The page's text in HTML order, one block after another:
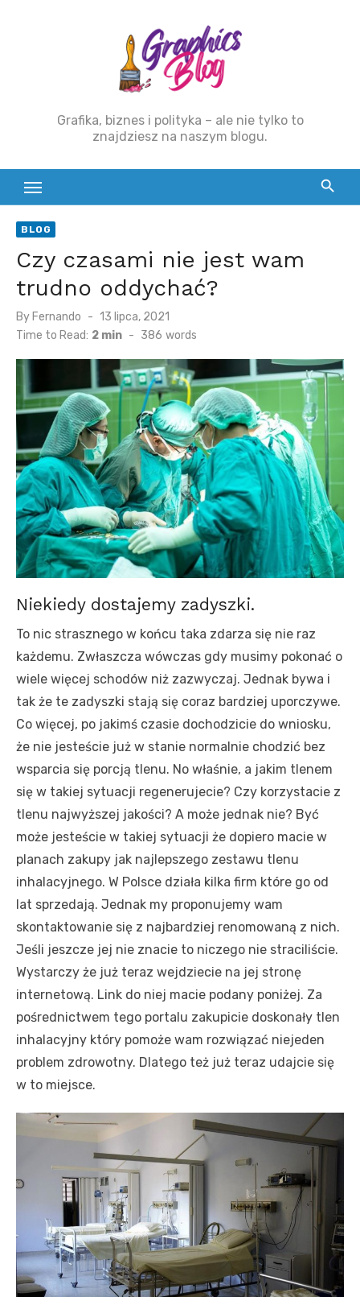
Grafika, biznes i polityka – ale nie tylko to
znajdziesz na naszym blogu.
BLOG
Czy czasami nie jest wam
trudno oddychać?
By Fernando
Posted
on
13 lipca, 2021
Time to Read: 2 min - 386 words
Niekiedy dostajemy zadyszki.
To nic strasznego w końcu taka zdarza się nie raz
każdemu. Zwłaszcza wówczas gdy musimy pokonać o
wiele więcej schodów niż zazwyczaj. Jednak bywa i
tak że te zadyszki stają się coraz bardziej uporczywe.
Co więcej, po jakimś czasie dochodzicie do wniosku,
że nie jesteście już w stanie normalnie chodzić bez
wsparcia się porcją tlenu. No właśnie, a jakim tlenem
się w takiej sytuacji regenerujecie? Czy korzystacie z
tlenu najwyższej jakości? A może jednak nie? Być
może jesteście w takiej sytuacji że dopiero macie w
planach zakupy jak najlepszego zestawu tlenu
inhalacyjnego. W Polsce działa kilka firm które go od
lat sprzedają. Jednak my proponujemy wam
skontaktowanie się z najbardziej renomowaną z nich.
Jeśli jeszcze jej nie znacie to niczego nie straciliście.
Wystarczy że już teraz wejdziecie na jej stronę
internetową. Link do niej macie podany poniżej. Za
pośrednictwem tego portalu zakupicie doskonały tlen
inhalacyjny który pomoże wam rozwiązać niejeden
problem zdrowotny. Dlatego też już teraz udajcie się
w to miejsce.